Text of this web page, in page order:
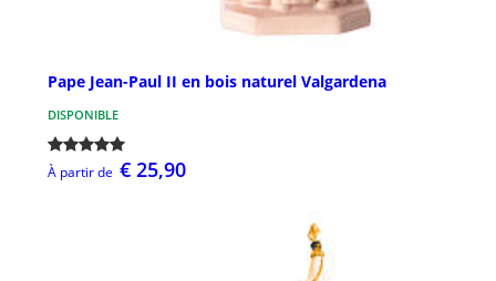
Pape Jean-Paul II en bois naturel Valgardena
DISPONIBLE
À partir de € 25,90